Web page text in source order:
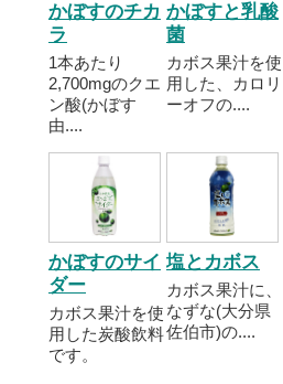
かぼすのチカ
ラ
1本あたり
2,700mgのクエ
ン酸(かぼす
由....
かぼすと乳酸
菌
カボス果汁を使
用した、カロリ
ーオフの....
かぼすのサイ
ダー
カボス果汁を使
用した炭酸飲料
です。
塩とカボス
カボス果汁に、
なずな(大分県
佐伯市)の....